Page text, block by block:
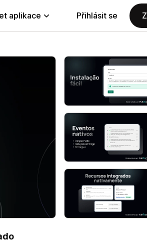
aplikace Přihlásit se